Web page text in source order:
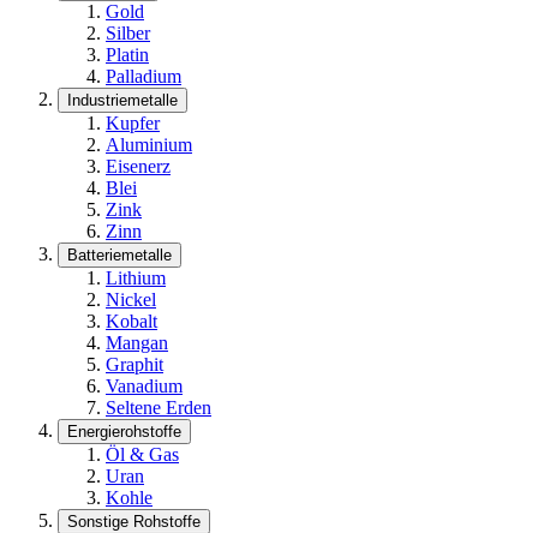
Gold
Silber
Platin
Palladium
Industriemetalle
Kupfer
Aluminium
Eisenerz
Blei
Zink
Zinn
Batteriemetalle
Lithium
Nickel
Kobalt
Mangan
Graphit
Vanadium
Seltene Erden
Energierohstoffe
Öl & Gas
Uran
Kohle
Sonstige Rohstoffe